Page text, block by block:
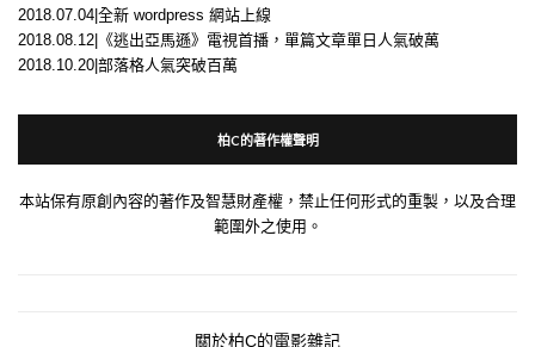
2018.07.04|全新 wordpress 網站上線
2018.08.12|《逃出亞馬遜》電視首播，單篇文章單日人氣破萬
2018.10.20|部落格人氣突破百萬
柏C的著作權聲明
本站保有原創內容的著作及智慧財產權，禁止任何形式的重製，以及合理
範圍外之使用。
關於柏C的電影雜記